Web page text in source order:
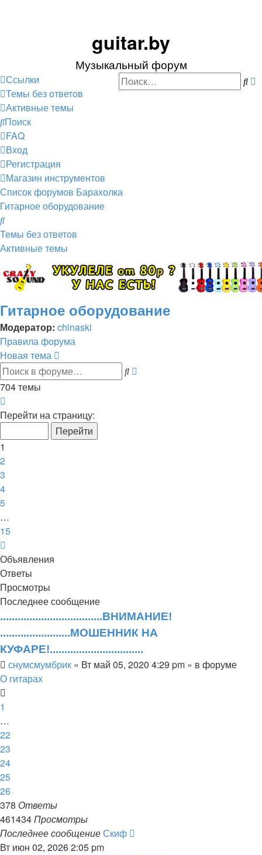
guitar.by
Музыкальный форум
Ссылки
Темы без ответов
Активные темы
Поиск
FAQ
Вход
Регистрация
Магазин инструментов
Список форумов Барахолка
Гитарное оборудование
Поиск
Темы без ответов
Активные темы
Гитарное оборудование
Модератор: chinaski
Правила форума
Новая тема
Поиск
704 темы
1
15
Перейти на страницу:
1
2
3
4
5
…
15
Объявления
Ответы
Просмотры
Последнее сообщение
...................................ВНИМАНИЕ!
........................МОШЕННИК НА
КУФАРЕ!................................
снумсмумбрик » Вт май 05, 2020 4:29 pm » в форуме
О гитарах
1
…
22
23
24
25
26
378 Ответы
461434Просмотры
Последнее сообщениеСкиф
Вт июн 02, 2026 2:05 pm